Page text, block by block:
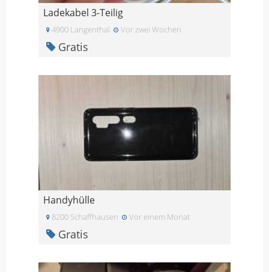
Ladekabel 3-Teilig
4900 Langenthal Vor zwei Wochen
Gratis
Handyhülle
8200 Schaffhausen Vor einem Monat
Gratis